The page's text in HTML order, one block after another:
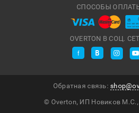
OVERTON В СОЦ.
СПОСОБЫ
© Overton, ИП Новиков М.С.,
Обратная связь: